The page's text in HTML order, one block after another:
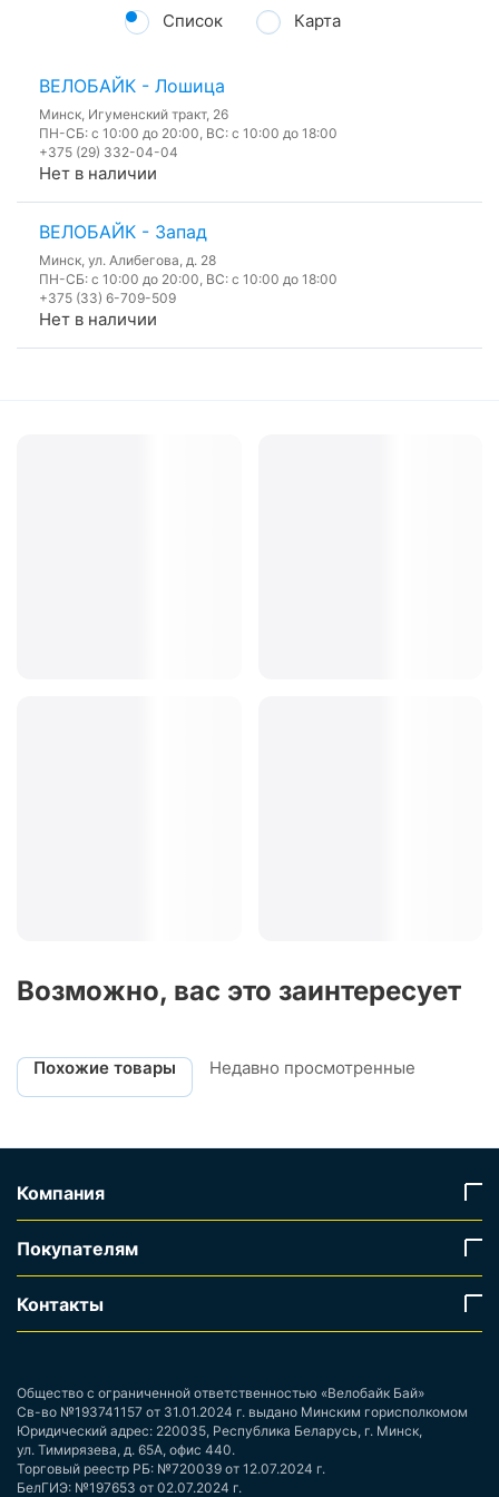
Список Карта
ВЕЛОБАЙК - Лошица
Минск, Игуменский тракт, 26
ПН-СБ: с 10:00 до 20:00, ВС: с 10:00 до 18:00
+375 (29) 332-04-04
Нет в наличии
ВЕЛОБАЙК - Запад
Минск, ул. Алибегова, д. 28
ПН-СБ: с 10:00 до 20:00, ВС: с 10:00 до 18:00
+375 (33) 6-709-509
Нет в наличии
Возможно, вас это заинтересует
Похожие товары Недавно просмотренные
Компания
Покупателям
Контакты
Общество с ограниченной ответственностью «Велобайк Бай»
Св-во №193741157 от 31.01.2024 г. выдано Минским горисполкомом
Юридический адрес: 220035, Республика Беларусь, г. Минск,
ул. Тимирязева, д. 65А, офис 440.
Торговый реестр РБ: №720039 от 12.07.2024 г.
БелГИЭ: №197653 от 02.07.2024 г.